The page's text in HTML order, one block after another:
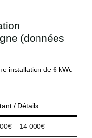
(données
installation de 6 kWc
/ Détails
– 14 000€